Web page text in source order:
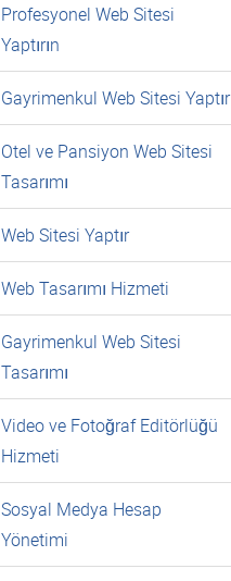
Profesyonel Web Sitesi
Yaptırın
Gayrimenkul Web Sitesi Yaptır
Otel ve Pansiyon Web Sitesi
Tasarımı
Web Sitesi Yaptır
Web Tasarımı Hizmeti
Gayrimenkul Web Sitesi
Tasarımı
Video ve Fotoğraf Editörlüğü
Hizmeti
Sosyal Medya Hesap
Yönetimi